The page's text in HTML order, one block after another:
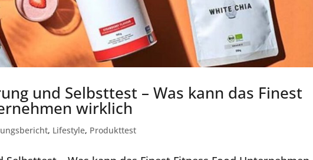
und Selbsttest – Was kann das Finest
wirklich
, Lifestyle, Produkttest